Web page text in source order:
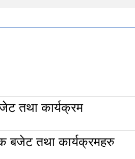
तथा कार्यक्रम
बजेट तथा कार्यक्रमहरु